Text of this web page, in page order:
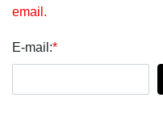
email.
E-mail:*